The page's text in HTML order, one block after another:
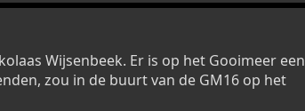
Wijsenbeek. Er is op het Gooimeer een
zou in de buurt van de GM16 op het